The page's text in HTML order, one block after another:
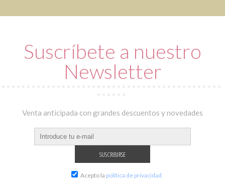
Suscríbete a nuestro
Newsletter
Venta anticipada con grandes descuentos y novedades
Acepto la política de privacidad